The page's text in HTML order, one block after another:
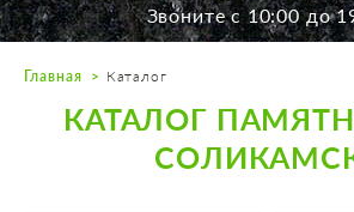
Пн. — Пт. с 10:00 до
Воскресенье по
Звоните с 10:00 до
Главная Каталог
КАТАЛОГ